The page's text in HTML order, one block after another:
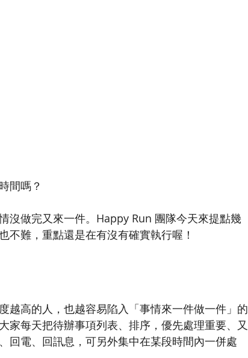
間嗎？
沒做完又來一件。Happy Run 團隊今天來提點幾
不難，重點還是在有沒有確實執行喔！
越高的人，也越容易陷入「事情來一件做一件」的
家每天把待辦事項列表、排序，優先處理重要、又
回電、回訊息，可另外集中在某段時間內一併處